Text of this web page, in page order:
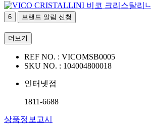
비코 크리스탈리니
6 브랜드 알림 신청
더보기
REF NO. : VICOMSB0005
SKU NO. : 104004800018
인터넷점
1811-6688
상품정보고시